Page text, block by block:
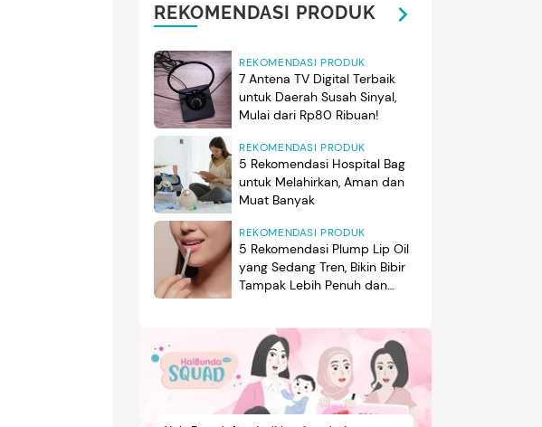
REKOMENDASI PRODUK
REKOMENDASI PRODUK
7 Antena TV Digital Terbaik
untuk Daerah Susah Sinyal,
Mulai dari Rp80 Ribuan!
REKOMENDASI PRODUK
5 Rekomendasi Hospital Bag
untuk Melahirkan, Aman dan
Muat Banyak
REKOMENDASI PRODUK
5 Rekomendasi Plump Lip Oil
yang Sedang Tren, Bikin Bibir
Tampak Lebih Penuh dan